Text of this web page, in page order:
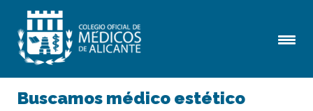
Buscamos médico estético